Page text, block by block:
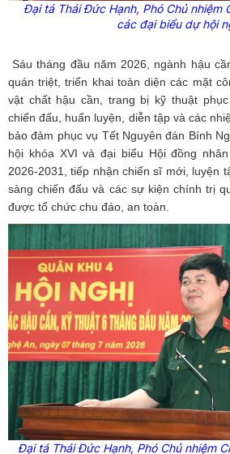
Đại tá Thái Đức Hạnh, Phó Chủ nhiệm
các đại biểu dự hội
Sáu tháng đầu năm 2026, ngành hậu
quán triệt, triển khai toàn diện các mặt
vật chất hậu cần, trang bị kỹ thuật
chiến đấu, huấn luyện, diễn tập và các
bảo đảm phục vụ Tết Nguyên đán Bính
hội khóa XVI và đại biểu Hội đồng
2026-2031, tiếp nhận chiến sĩ mới, luyện
sàng chiến đấu và các sự kiện chính trị
được tổ chức chu đáo, an toàn.
Đại tá Thái Đức Hạnh, Phó Chủ nhiệm